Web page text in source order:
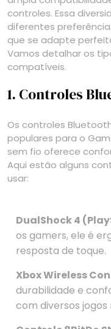
controles. Essa
diferentes
que se adapte
Vamos detalhar os
compatíveis.
1. Controles
Os controles
populares para o
sem fio oferece
Aqui estão alguns
usar:
DualShock 4
os gamers, ele é
resposta de toque.
Xbox Wireless
durabilidade e
com diversos jogos